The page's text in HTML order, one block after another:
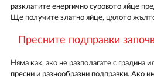
разклатите енергично суровото яйце
Ще получите златно яйце, цялото
Пресните подправки
Няма как, ако не разполагате с градина
пресни и разнообразни подправки. Ако